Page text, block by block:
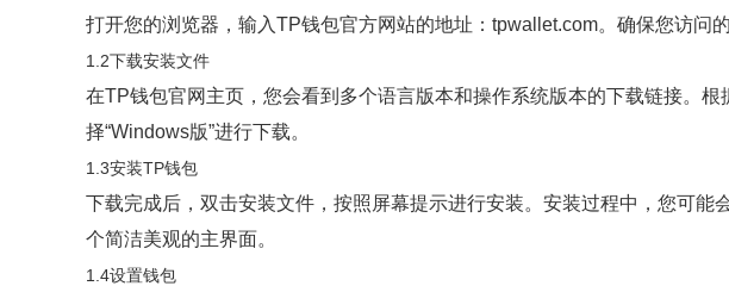
打开您的浏览器，输入TP钱包官方网站的地址：tpwallet.com。确保您访问
1.2下载安装文件
在TP钱包官网主页，您会看到多个语言版本和操作系统版本的下载链接。
择“Windows版”进行下载。
1.3安装TP钱包
下载完成后，双击安装文件，按照屏幕提示进行安装。安装过程中，您可
个简洁美观的主界面。
1.4设置钱包